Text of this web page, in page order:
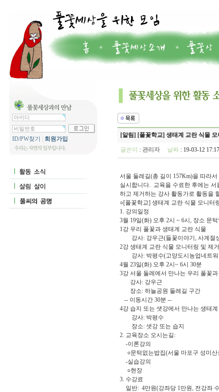
ID/PW찾기 회원가입
[알림] [풀꽃학교] 생태계 교란 식물
글쓴이 : 관리자 날짜: 19-03-12
서울 둘레길(총 길이 157Km)을 따라
실시합니다. 교육을 수료한 후에는
하고 제거하는 강사 활동가로 활동을
○[풀꽃학교] 생태계 교란 식물 모니터
1. 강의일정
3월 19일(화) 오후 2시 ~ 6시, 장소 문
1강 우리 풀꽃과 생태계 교란 식물
강사: 강우근(들꽃이야기, 사계절
2강 생태계 교란 식물 모니터링 및 제
강사: 박평수(고양도시농업네트워
4월 23일(화) 오후 2시~ 6시 30분
3강 서울 둘레에서 만나는 우리 풀꽃
강사: 강우근
장소: 하늘공원 둘레길 구간
-- 이동시간 30분 --
4강 습지 또는 샛강에서 만나는 생태
강사: 박평수
장소: 샛강 또는 습지
2. 교육장소 오시는길:
-이론강의
○문턱없는밥집(서울 마포구 성미산
-실습강의
○현장
3. 수강료
일반: 4만원(강좌당 1만원, 전강좌